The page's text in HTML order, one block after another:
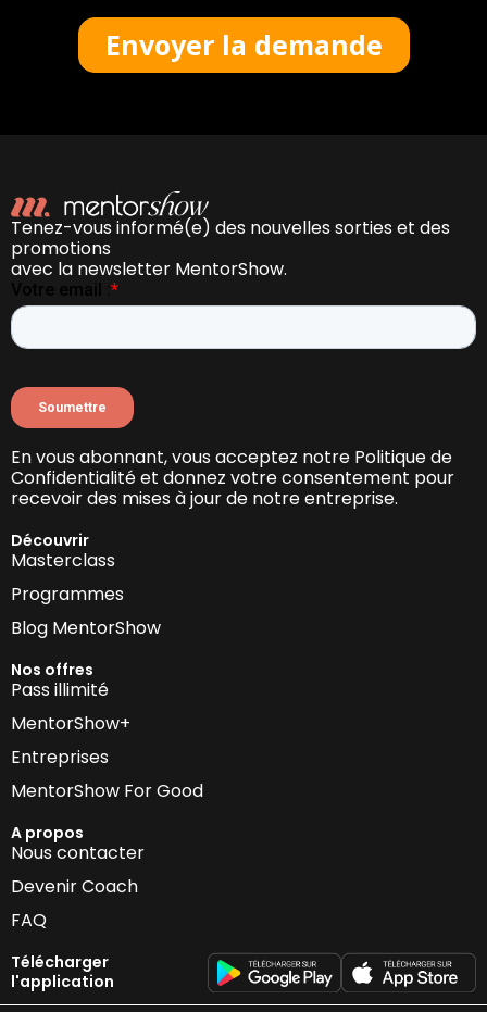
Tenez-vous informé(e) des nouvelles sorties et des
promotions
avec la newsletter MentorShow.
En vous abonnant, vous acceptez notre Politique de
Confidentialité et donnez votre consentement pour
recevoir des mises à jour de notre entreprise.
Découvrir
Masterclass
Programmes
Blog MentorShow
Nos offres
Pass illimité
MentorShow+
Entreprises
MentorShow For Good
A propos
Nous contacter
Devenir Coach
FAQ
Télécharger
l'application